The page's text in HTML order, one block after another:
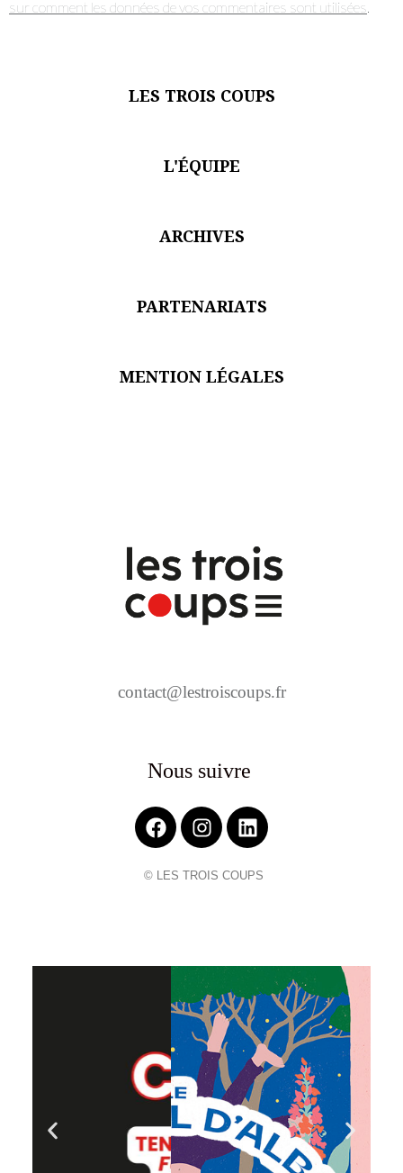
sur comment les données de vos commentaires sont utilisées
LES TROIS COUPS
L'ÉQUIPE
ARCHIVES
PARTENARIATS
MENTION LÉGALES
contact@lestroiscoups.fr
Nous suivre
© LES TROIS COUPS
Cliquer ici
Je suis un.e professionnel.le du secteur culturel